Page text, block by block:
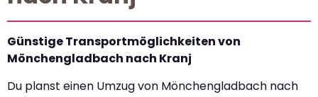
Günstige Transportmöglichkeiten von
Mönchengladbach nach Kranj
Du planst einen Umzug von Mönchengladbach nach